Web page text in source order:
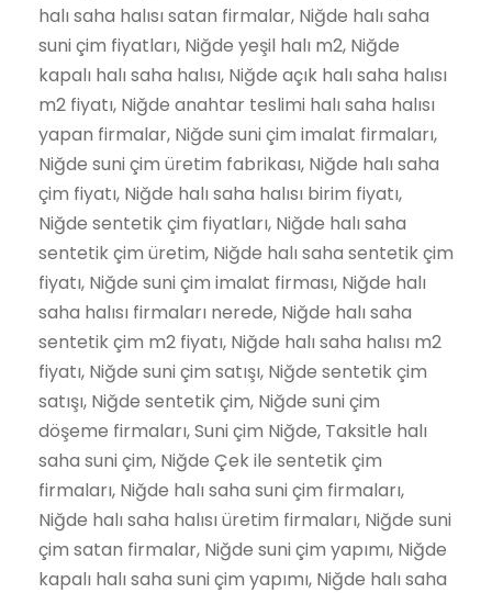
halı saha halısı satan firmalar, Niğde halı saha
suni çim fiyatları, Niğde yeşil halı m2, Niğde
kapalı halı saha halısı, Niğde açık halı saha halısı
m2 fiyatı, Niğde anahtar teslimi halı saha halısı
yapan firmalar, Niğde suni çim imalat firmaları,
Niğde suni çim üretim fabrikası, Niğde halı saha
çim fiyatı, Niğde halı saha halısı birim fiyatı,
Niğde sentetik çim fiyatları, Niğde halı saha
sentetik çim üretim, Niğde halı saha sentetik çim
fiyatı, Niğde suni çim imalat firması, Niğde halı
saha halısı firmaları nerede, Niğde halı saha
sentetik çim m2 fiyatı, Niğde halı saha halısı m2
fiyatı, Niğde suni çim satışı, Niğde sentetik çim
satışı, Niğde sentetik çim, Niğde suni çim
döşeme firmaları, Suni çim Niğde, Taksitle halı
saha suni çim, Niğde Çek ile sentetik çim
firmaları, Niğde halı saha suni çim firmaları,
Niğde halı saha halısı üretim firmaları, Niğde suni
çim satan firmalar, Niğde suni çim yapımı, Niğde
kapalı halı saha suni çim yapımı, Niğde halı saha